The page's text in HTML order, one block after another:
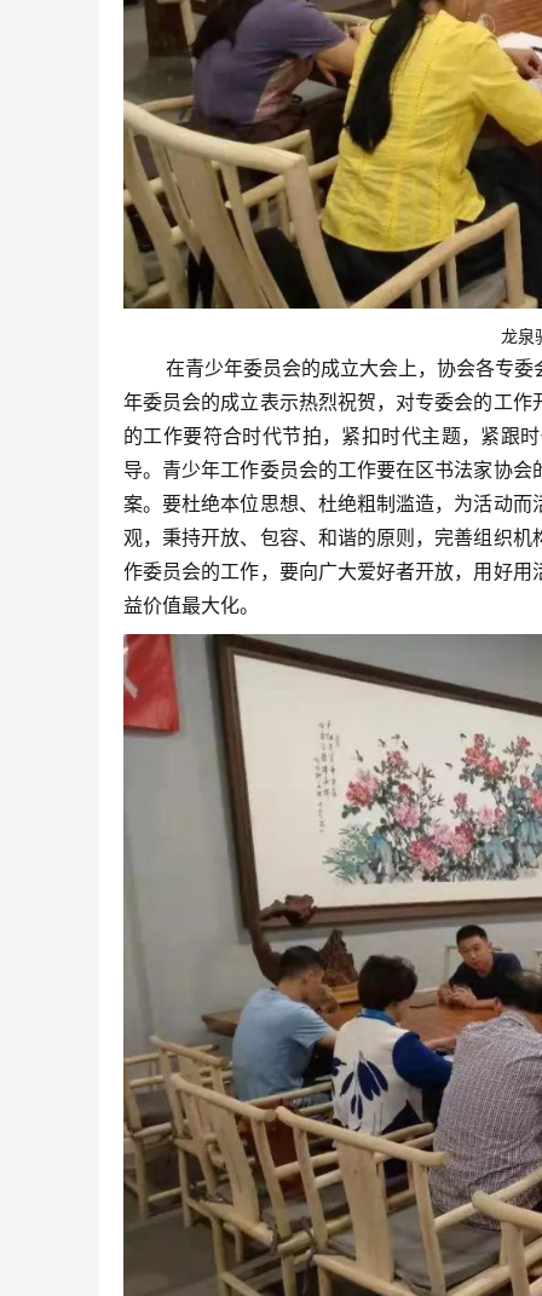
龙泉
在青少年委员会的成立大会上，协会各专委
年委员会的成立表示热烈祝贺，对专委会的工
的工作要符合时代节拍，紧扣时代主题，紧跟
导。青少年工作委员会的工作要在区书法家协
案。要杜绝本位思想、杜绝粗制滥造，为活动
观，秉持开放、包容、和谐的原则，完善组织
作委员会的工作，要向广大爱好者开放，用好
益价值最大化。